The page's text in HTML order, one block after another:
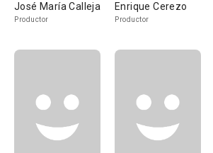
José María Calleja
Productor
Enrique Cerezo
Productor